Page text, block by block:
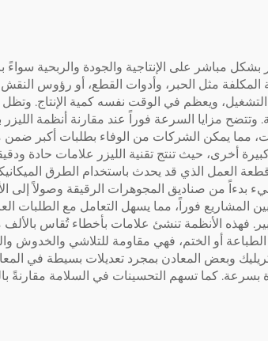
بشكل مباشر على الإنتاجية والجودة والربحية سواءً
المكلفة مثل الحبر، وأدوات القطع، أو رؤوس
ويعظم في الوقت نفسه كمية الإنتاج.
مزايا السرعة فوراً عند مقارنة أنظمة
مما يمكن الشركات من الوفاء بطلبات أكبر
كبيرة أخرى، حيث تنتج تقنية الليزر علامات
العمل الذي قد يحدث باستخدام الطرق
من صناديق المجوهرات الرقيقة وصولاً إلى
بين المشاريع فوراً، مما يسهل التعامل مع
فهذه الأنظمة تنشئ علامات بأخطاء تُقاس
الطباعة أو الختم، فهي مقاومة للتلاشي والخدوش
وبعض المعادن بمجرد تعديلات بسيطة في
بسرعة. كما تسهم التحسينات في السلامة مقارنةً